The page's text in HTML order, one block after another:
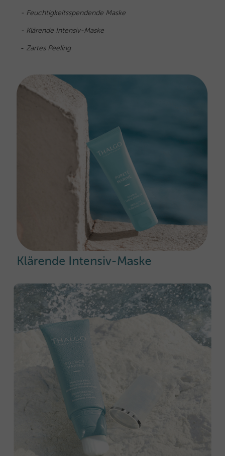
- Feuchtigkeitsspendende Maske
- Klärende Intensiv-Maske
- Zartes Peeling